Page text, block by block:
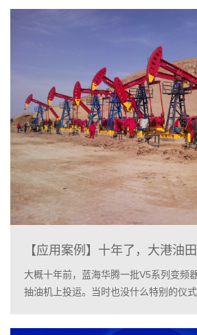
【应用案例】十年了，大港油
大概十年前，蓝海华腾一批V5系列变频
抽油机上投运。当时也没什么特别的仪式